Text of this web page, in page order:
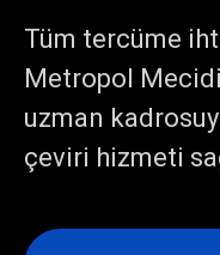
Tüm tercüme
Metropol
uzman
çeviri hizmeti